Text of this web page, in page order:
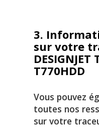
3.
sur votre
DESIGNJET
T770HDD
Vous pouvez
toutes nos
sur votre